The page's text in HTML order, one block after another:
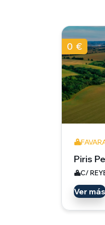
0 €
Piris
C/
Ver más